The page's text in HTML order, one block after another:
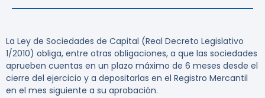
La Ley de Sociedades de Capital (Real Decreto Legislativo
1/2010) obliga, entre otras obligaciones, a que las sociedades
aprueben cuentas en un plazo máximo de 6 meses desde el
cierre del ejercicio y a depositarlas en el Registro Mercantil
en el mes siguiente a su aprobación.